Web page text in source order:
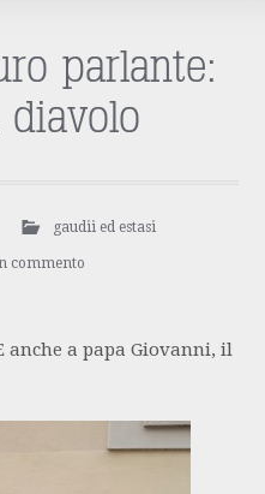
parlante:
diavolo
gaudii ed estasi
commento
anche a papa Giovanni, il